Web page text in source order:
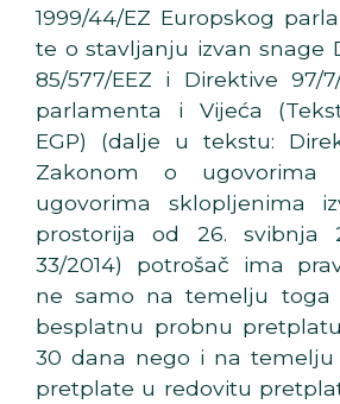
1999/44/EZ Europskog
te o stavljanju izvan snage
85/577/EEZ i Direktive 97/
parlamenta i Vijeća
EGP) (dalje u tekstu:
Zakonom o
ugovorima sklopljenima
prostorija od 26. svibnja
33/2014) potrošač ima
ne samo na temelju toga
besplatnu probnu
30 dana nego i na temelju
pretplate u redovitu